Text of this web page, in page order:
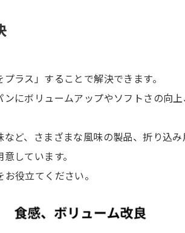
ラス」することで解決できます。
にボリュームアップやソフトさの向
ど、さまざまな風味の製品、折り込
しています。
役立てください。